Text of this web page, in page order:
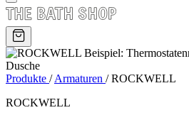
Produkte / Armaturen / ROCKWELL
ROCKWELL